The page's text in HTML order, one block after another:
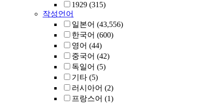
1929 (315)
작성언어
일본어 (43,556)
한국어 (600)
영어 (44)
중국어 (42)
독일어 (5)
기타 (5)
러시아어 (2)
프랑스어 (1)